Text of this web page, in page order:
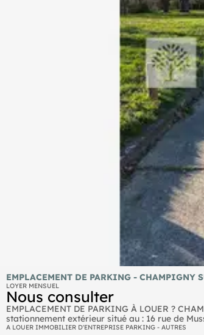
EMPLACEMENT DE PARKING - CHAMPIGNY
LOYER MENSUEL
Nous consulter
EMPLACEMENT DE PARKING À LOUER ?
stationnement extérieur situé au : 16 rue de
garantie : 53 € Honoraires d'agence : 150 €
A LOUER IMMOBILIER D'ENTREPRISE PARKING - AUTRES